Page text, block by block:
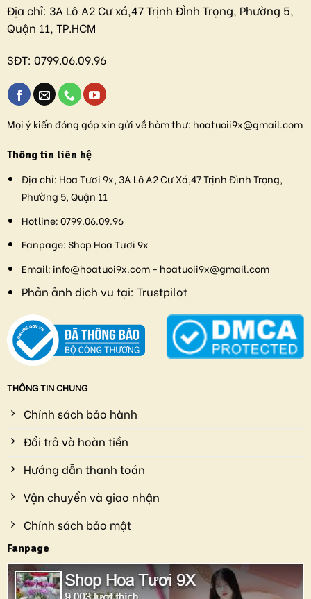
Địa chỉ: 3A Lô A2 Cư xá,47 Trịnh ĐÌnh Trọng, Phường 5,
Quận 11, TP.HCM
SĐT: 0799.06.09.96
Mọi ý kiến đóng góp xin gửi về hòm thư: hoatuoii9x@gmail.com
Thông tin liên hệ
Địa chỉ: Hoa Tươi 9x, 3A Lô A2 Cư Xá,47 Trịnh Đình Trọng,
Phường 5, Quận 11
Hotline:0799.06.09.96
Fanpage:Shop Hoa Tươi 9x
Email: info@hoatuoi9x.com - hoatuoii9x@gmail.com
Phản ảnh dịch vụ tại: Trustpilot
THÔNG TIN CHUNG
Chính sách bảo hành
Đổi trả và hoàn tiền
Hướng dẫn thanh toán
Vận chuyển và giao nhận
Chính sách bảo mật
Fanpage